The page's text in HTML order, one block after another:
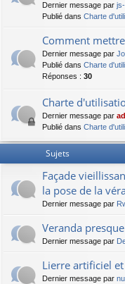
Dernier message par
Publié dans Charte
Comment
Dernier message par
Publié dans Charte
Réponses : 30
Charte
Dernier message par
Publié dans Charte
Sujets
Façade
la pose de la
Dernier message par
Veranda
Dernier message par
Lierre artificiel
Dernier message par